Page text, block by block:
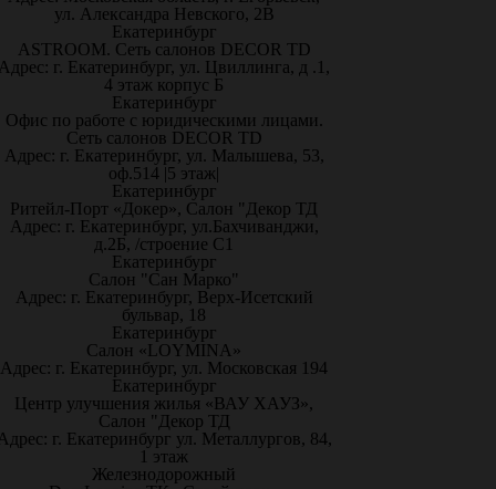
ул. Александра Невского, 2В
Екатеринбург
ASTROOM. Сеть салонов DECOR TD
г. Екатеринбург, ул. Цвиллинга, д .1,
4 этаж корпус Б
Екатеринбург
Офис по работе с юридическими лицами.
Сеть салонов DECOR TD
Адрес: г. Екатеринбург, ул. Малышева, 53,
оф.514 |5 этаж|
Екатеринбург
Ритейл-Порт «Докер», Салон "Декор ТД
Адрес: г. Екатеринбург, ул.Бахчиванджи,
д.2Б, /строение С1
Екатеринбург
Салон "Сан Марко"
Адрес: г. Екатеринбург, Верх-Исетский
бульвар, 18
Екатеринбург
Салон «LOYMINA»
Адрес: г. Екатеринбург, ул. Московская 194
Екатеринбург
Центр улучшения жилья «ВАУ ХАУЗ»,
Салон "Декор ТД
г. Екатеринбург ул. Металлургов, 84,
1 этаж
Железнодорожный